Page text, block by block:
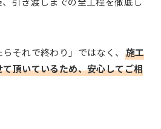
それで終わり」ではなく、 施工
頂いているため、安心してご相